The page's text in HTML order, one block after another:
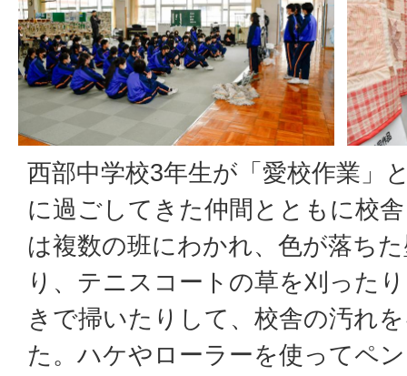
西部中学校3年生が「愛校作業」
に過ごしてきた仲間とともに校
は複数の班にわかれ、色が落ち
り、テニスコートの草を刈った
きで掃いたりして、校舎の汚れ
た。ハケやローラーを使ってペ